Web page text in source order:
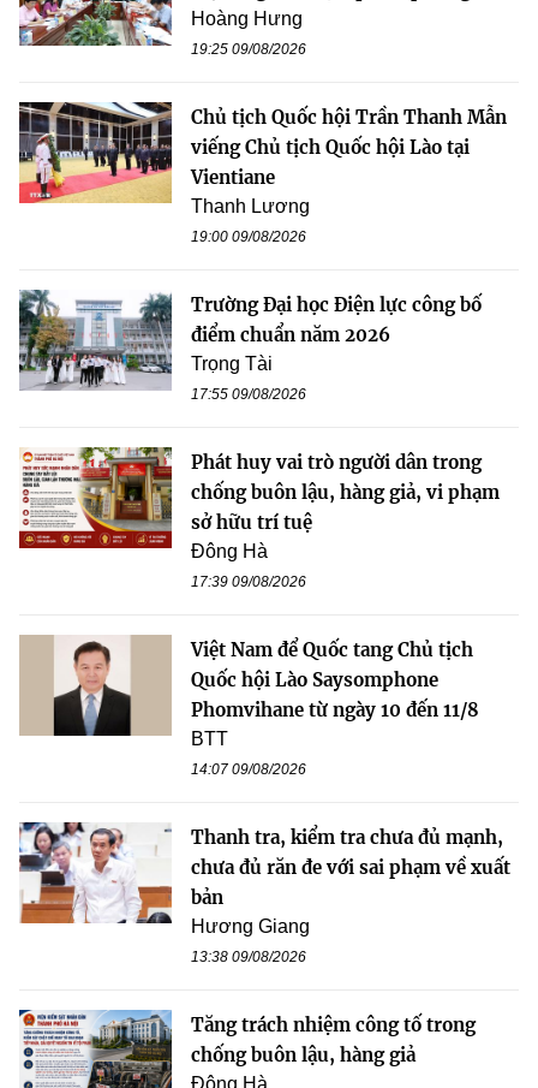
Hoàng Hưng
19:25 09/08/2026
Chủ tịch Quốc hội Trần Thanh Mẫn
viếng Chủ tịch Quốc hội Lào tại
Vientiane
Thanh Lương
19:00 09/08/2026
Trường Đại học Điện lực công bố
điểm chuẩn năm 2026
Trọng Tài
17:55 09/08/2026
Phát huy vai trò người dân trong
chống buôn lậu, hàng giả, vi phạm
sở hữu trí tuệ
Đông Hà
17:39 09/08/2026
Việt Nam để Quốc tang Chủ tịch
Quốc hội Lào Saysomphone
Phomvihane từ ngày 10 đến 11/8
BTT
14:07 09/08/2026
Thanh tra, kiểm tra chưa đủ mạnh,
chưa đủ răn đe với sai phạm về xuất
bản
Hương Giang
13:38 09/08/2026
Tăng trách nhiệm công tố trong
chống buôn lậu, hàng giả
Đông Hà